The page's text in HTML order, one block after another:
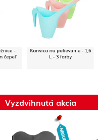
Kanvica na polievanie - 1,6
L - 3 farby
LED
biela
Vyzdvihnutá akcia